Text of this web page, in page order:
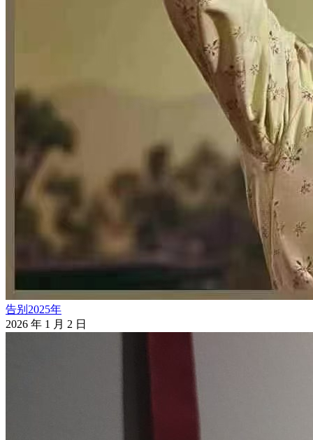
告别2025年
2026 年 1 月 2 日